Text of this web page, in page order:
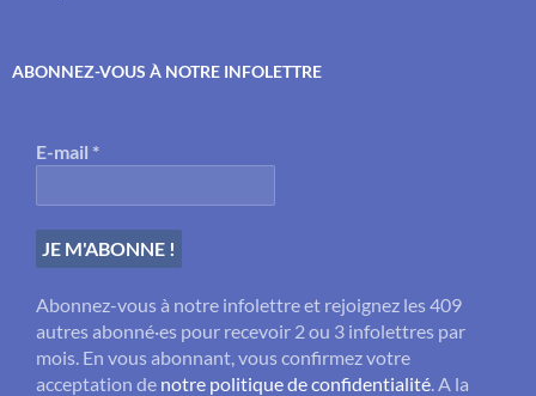
ABONNEZ-VOUS À NOTRE INFOLETTRE
E-mail *
Abonnez-vous à notre infolettre et rejoignez les 409
autres abonné·es pour recevoir 2 ou 3 infolettres par
mois. En vous abonnant, vous confirmez votre
acceptation de notre politique de confidentialité. A la